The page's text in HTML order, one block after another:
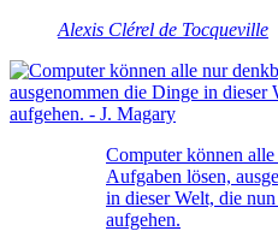
Alexis Clérel de Tocqueville
Computer können
Aufgaben lösen,
in dieser Welt, die
aufgehen.